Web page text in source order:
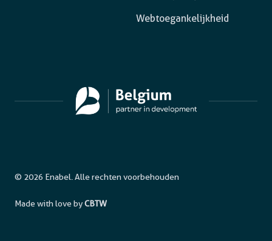
Webtoegankelijkheid
© 2026 Enabel. Alle rechten voorbehouden
Made with love byCBTW